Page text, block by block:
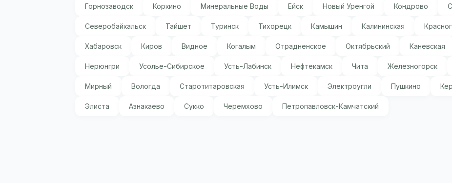
Горнозаводск Коркино Минеральные Воды Ейск Новый Уренгой Кондрово
Северобайкальск Тайшет Туринск Тихорецк Камышин Калининская
Хабаровск Киров Видное Когалым Отрадненское Октябрьский Каневская
Нерюнгри Усолье-Сибирское Усть-Лабинск Нефтекамск Чита Железногорск
Мирный Вологда Старотитаровская Усть-Илимск Электроугли Пушкино
Элиста Азнакаево Сукко Черемхово Петропавловск-Камчатский